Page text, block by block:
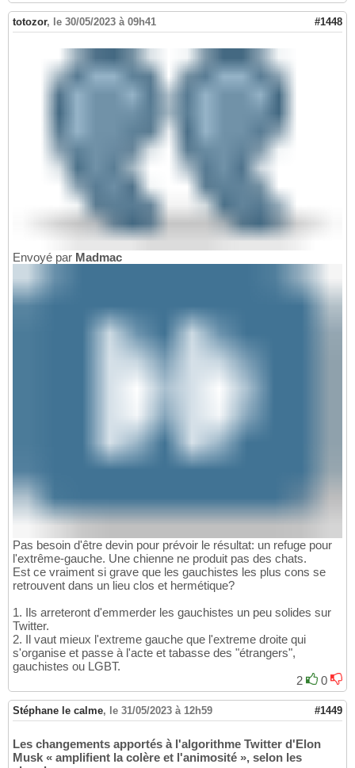
totozor, le 30/05/2023 à 09h41 #1448
Envoyé par Madmac
Pas besoin d'être devin pour prévoir le résultat: un refuge pour
l'extrême-gauche. Une chienne ne produit pas des chats.
Est ce vraiment si grave que les gauchistes les plus cons se
retrouvent dans un lieu clos et hermétique?
1. Ils arreteront d'emmerder les gauchistes un peu solides sur
Twitter.
2. Il vaut mieux l'extreme gauche que l'extreme droite qui
s'organise et passe à l'acte et tabasse des "étrangers",
gauchistes ou LGBT.
2
0
Stéphane le calme, le 31/05/2023 à 12h59 #1449
Les changements apportés à l'algorithme Twitter d'Elon
Musk « amplifient la colère et l'animosité », selon les